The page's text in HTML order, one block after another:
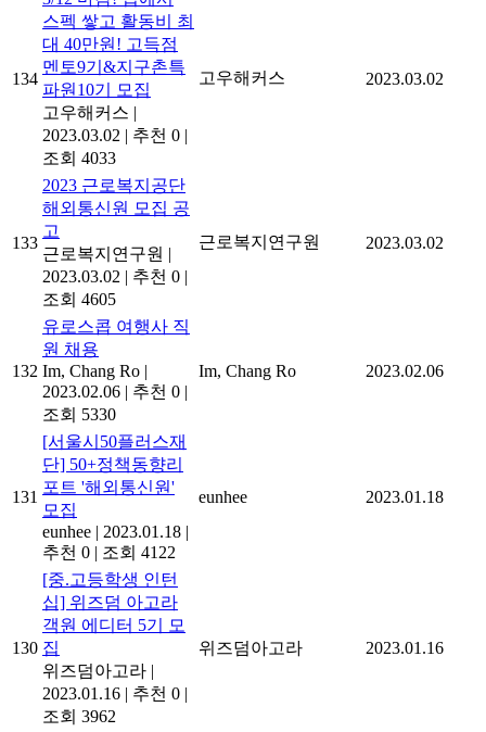
134
스펙 쌓고 활동비 최
대 40만원! 고득점
멘토9기&지구촌특
파원10기 모집
고우해커스 |
2023.03.02 | 추천 0 |
조회 4033
고우해커스 2023.03.02
133
2023 근로복지공단
해외통신원 모집 공
고
근로복지연구원 |
2023.03.02 | 추천 0 |
조회 4605
근로복지연구원 2023.03.02
132
유로스콥 여행사 직
원 채용
Im, Chang Ro |
2023.02.06 | 추천 0 |
조회 5330
Im, Chang Ro 2023.02.06
131
[서울시50플러스재
단] 50+정책동향리
포트 '해외통신원'
모집
eunhee | 2023.01.18 |
추천 0 | 조회 4122
eunhee 2023.01.18
130
[중.고등학생 인턴
십] 위즈덤 아고라
객원 에디터 5기 모
집
위즈덤아고라 |
2023.01.16 | 추천 0 |
조회 3962
위즈덤아고라 2023.01.16